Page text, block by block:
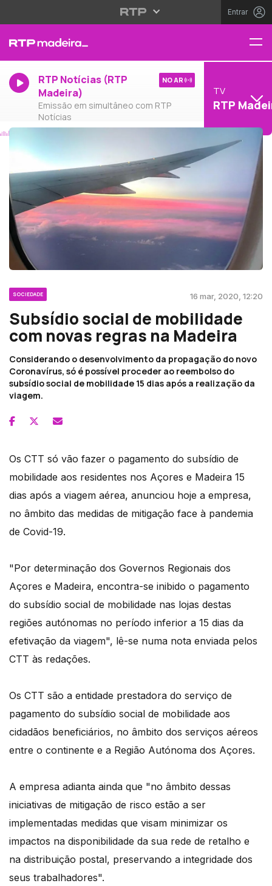
Entrar
RTP Notícias (RTP
Madeira)
Emissão em simultâneo com RTP
Notícias
NO AR
TV
RTP
SOCIEDADE 16 mar, 2020, 12:20
Subsídio social de mobilidade
com novas regras na Madeira
Considerando o desenvolvimento da propagação do novo
Coronavírus, só é possível proceder ao reembolso do
subsídio social de mobilidade 15 dias após a realização da
viagem.
Os CTT só vão fazer o pagamento do subsídio de
mobilidade aos residentes nos Açores e Madeira 15
dias após a viagem aérea, anunciou hoje a empresa,
no âmbito das medidas de mitigação face à pandemia
de Covid-19.
"Por determinação dos Governos Regionais dos
Açores e Madeira, encontra-se inibido o pagamento
do subsídio social de mobilidade nas lojas destas
regiões autónomas no período inferior a 15 dias da
efetivação da viagem", lê-se numa nota enviada pelos
CTT às redações.
Os CTT são a entidade prestadora do serviço de
pagamento do subsídio social de mobilidade aos
cidadãos beneficiários, no âmbito dos serviços aéreos
entre o continente e a Região Autónoma dos Açores.
A empresa adianta ainda que "no âmbito dessas
iniciativas de mitigação de risco estão a ser
implementadas medidas que visam minimizar os
impactos na disponibilidade da sua rede de retalho e
na distribuição postal, preservando a integridade dos
seus trabalhadores".